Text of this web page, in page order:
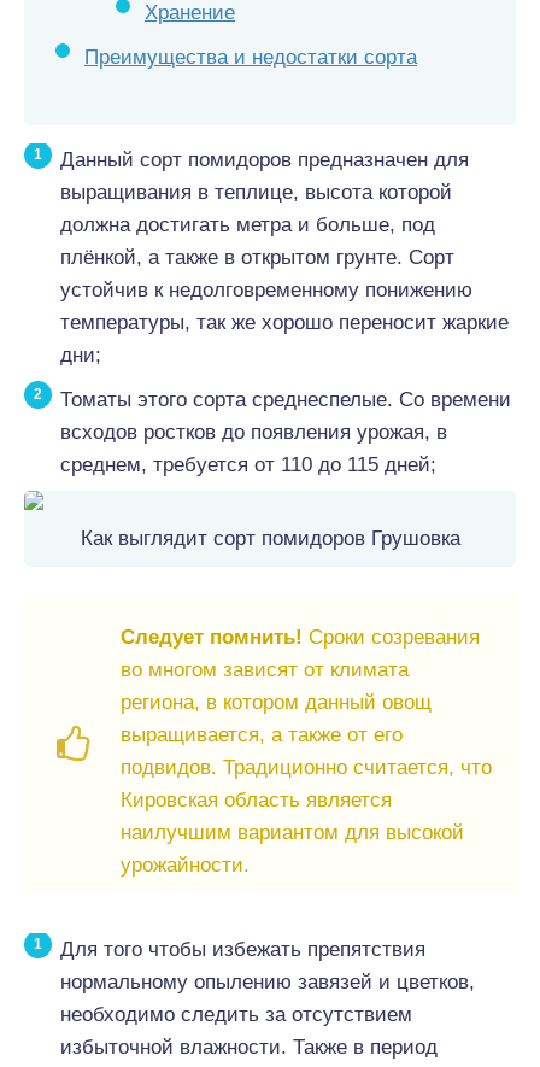
Хранение
Преимущества и недостатки сорта
Данный сорт помидоров предназначен для
выращивания в теплице, высота которой
должна достигать метра и больше, под
плёнкой, а также в открытом грунте. Сорт
устойчив к недолговременному понижению
температуры, так же хорошо переносит жаркие
дни;
Томаты этого сорта среднеспелые. Со времени
всходов ростков до появления урожая, в
среднем, требуется от 110 до 115 дней;
Как выглядит сорт помидоров Грушовка
Следует помнить! Сроки созревания
во многом зависят от климата
региона, в котором данный овощ
выращивается, а также от его
подвидов. Традиционно считается, что
Кировская область является
наилучшим вариантом для высокой
урожайности.
Для того чтобы избежать препятствия
нормальному опылению завязей и цветков,
необходимо следить за отсутствием
избыточной влажности. Также в период